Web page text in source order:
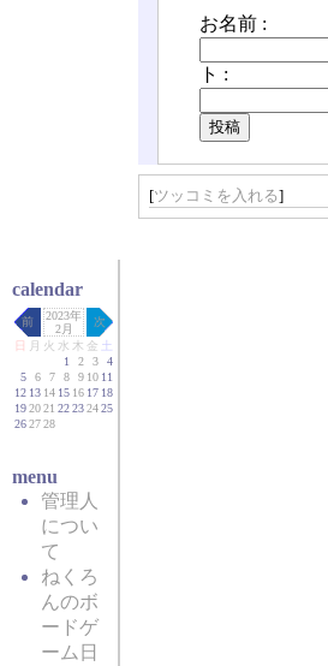
お名前 :
ト :
[ツッコミを入れる]
calendar
前
2023年
2月
次
日
月 火 水 木 金 土
1
2 3
4
5
6 7 8 9 10 11
12 13 14 15 16 17 18
192021 22232425
262728
menu
管理人
につい
て
ねくろ
んのボ
ードゲ
ーム日